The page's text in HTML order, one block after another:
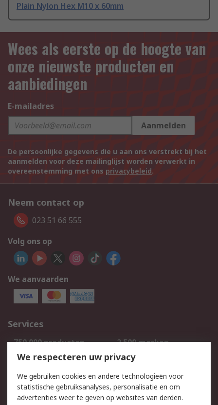
Plain Nylon Hex M10 x 60mm
Wees als eerste op de hoogte van
onze nieuwste producten en
aanbiedingen
E-mailadres
Aanmelden
De persoonlijke gegevens die u aan ons verstrekt bij het
aanmelden voor deze mailinglijst worden verwerkt in
overeenstemming met ons privacybeleid.
Neem contact op
023 51 66 555
Volg ons op
We aanvaarden
Services
750.000 producten
2.500 merken
Bestellen
Inkoopoplossingen
Track & Trace
We respecteren uw privacy
We gebruiken cookies en andere technologieën voor
statistische gebruiksanalyses, personalisatie en om
advertenties weer te geven op websites van derden.